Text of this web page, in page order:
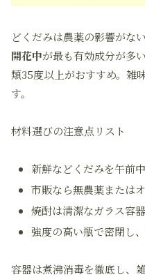
どくだみは農薬の影響がな
開花中が最も有効成分が多
類35度以上がおすすめ。雑
す。
材料選びの注意点リスト
新鮮などくだみを午前
市販なら無農薬または
焼酎は清潔なガラス容
強度の高い瓶で密閉し
容器は煮沸消毒を徹底し、